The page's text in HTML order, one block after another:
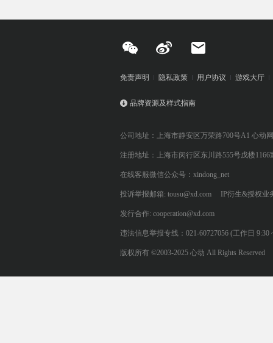
免责声明 隐私政策 用户协议 游戏大厅
品牌资源及样式指南
公司地址：上海市静安区万荣路700号A1 心动
注册地址：上海市闵行区东川路555号戊楼1166
在线客服微信公众号：xindong_net
投诉举报邮箱: tousu@xd.com IP衍生&授权业
发行合作: cooperation@xd.com
违法信息举报专线：021-60727056 (工作日 9:30
版权所有 ©2003-2025 心动 All Rights Reserved